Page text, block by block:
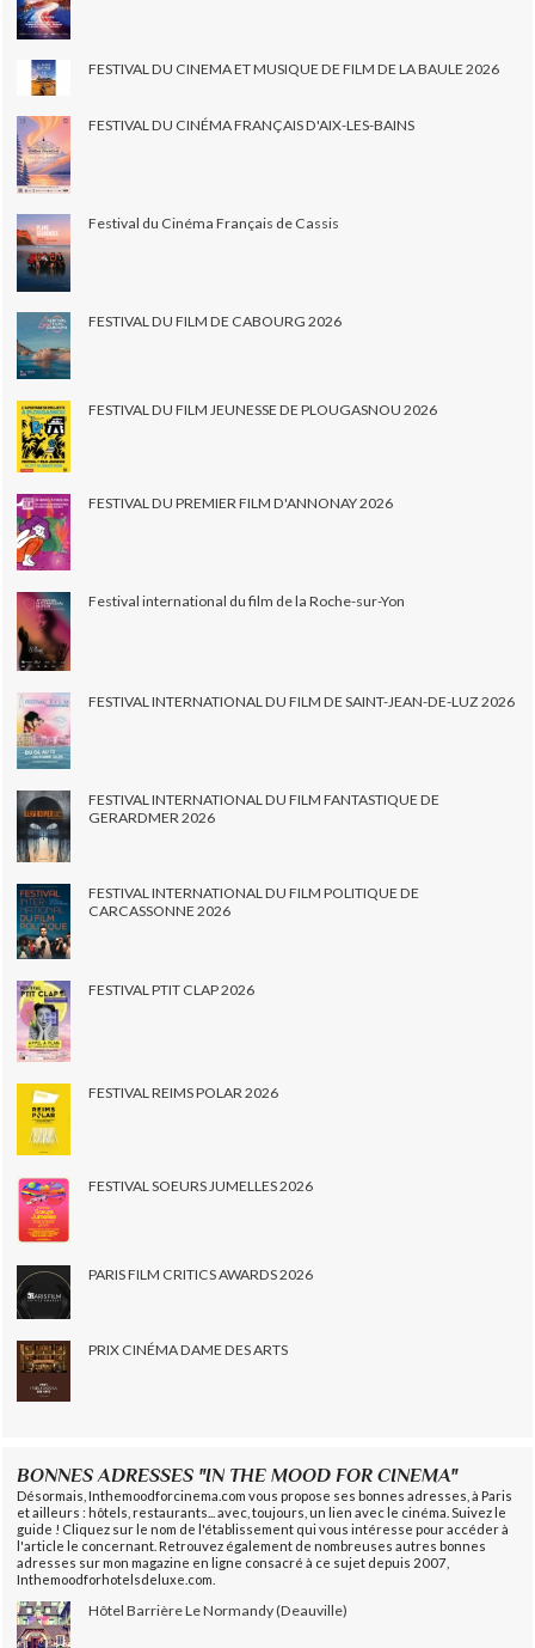
FESTIVAL DU CINEMA ET MUSIQUE DE FILM DE LA BAULE 2026
FESTIVAL DU CINÉMA FRANÇAIS D'AIX-LES-BAINS
Festival du Cinéma Français de Cassis
FESTIVAL DU FILM DE CABOURG 2026
FESTIVAL DU FILM JEUNESSE DE PLOUGASNOU 2026
FESTIVAL DU PREMIER FILM D'ANNONAY 2026
Festival international du film de la Roche-sur-Yon
FESTIVAL INTERNATIONAL DU FILM DE SAINT-JEAN-DE-LUZ 2026
FESTIVAL INTERNATIONAL DU FILM FANTASTIQUE DE
GERARDMER 2026
FESTIVAL INTERNATIONAL DU FILM POLITIQUE DE
CARCASSONNE 2026
FESTIVAL PTIT CLAP 2026
FESTIVAL REIMS POLAR 2026
FESTIVAL SOEURS JUMELLES 2026
PARIS FILM CRITICS AWARDS 2026
PRIX CINÉMA DAME DES ARTS
BONNES ADRESSES "IN THE MOOD FOR CINEMA"
Désormais, Inthemoodforcinema.com vous propose ses bonnes adresses, à Paris
et ailleurs : hôtels, restaurants... avec, toujours, un lien avec le cinéma. Suivez le
guide ! Cliquez sur le nom de l'établissement qui vous intéresse pour accéder à
l'article le concernant. Retrouvez également de nombreuses autres bonnes
adresses sur mon magazine en ligne consacré à ce sujet depuis 2007,
Inthemoodforhotelsdeluxe.com.
Hôtel Barrière Le Normandy (Deauville)